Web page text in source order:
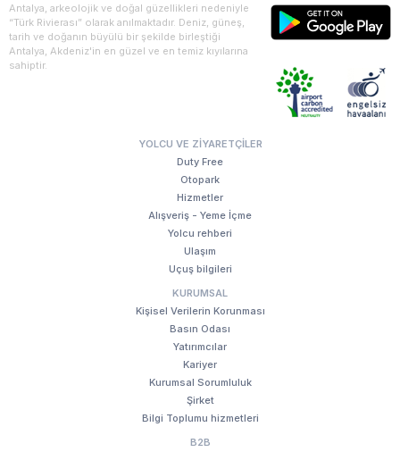
Antalya, arkeolojik ve doğal güzellikleri nedeniyle
“Türk Rivierası” olarak anılmaktadır. Deniz, güneş,
tarih ve doğanın büyülü bir şekilde birleştiği
Antalya, Akdeniz'in en güzel ve en temiz kıyılarına
sahiptir.
YOLCU VE ZIYARETÇILER
Duty Free
Otopark
Hizmetler
Alışveriş - Yeme İçme
Yolcu rehberi
Ulaşım
Uçuş bilgileri
KURUMSAL
Kişisel Verilerin Korunması
Basın Odası
Yatırımcılar
Kariyer
Kurumsal Sorumluluk
Şirket
Bilgi Toplumu hizmetleri
B2B